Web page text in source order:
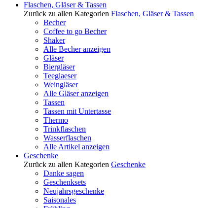
Flaschen, Gläser & Tassen
Zurück zu allen Kategorien Flaschen, Gläser & Tassen
Becher
Coffee to go Becher
Shaker
Alle Becher anzeigen
Gläser
Biergläser
Teeglaeser
Weingläser
Alle Gläser anzeigen
Tassen
Tassen mit Untertasse
Thermo
Trinkflaschen
Wasserflaschen
Alle Artikel anzeigen
Geschenke
Zurück zu allen Kategorien Geschenke
Danke sagen
Geschenksets
Neujahrsgeschenke
Saisonales